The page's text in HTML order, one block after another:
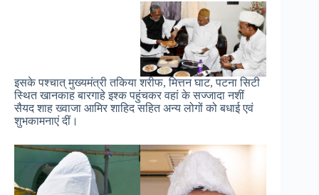
इसके पश्चात् मुख्यमंत्री तकिया शरीफ, मित्तन घाट, पटना सिटी
स्थित खानकाह बारगाहे इश्क पहुंचकर वहां के सज्जादा नशीं
सैयद शाह ख्वाजा आमिर शाहिद सहित अन्य लोगों को बधाई एवं
शुभकामनाएं दीं।